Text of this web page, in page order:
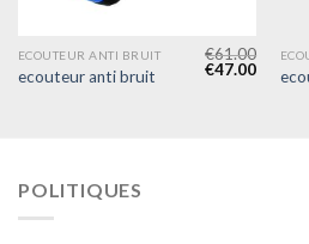
ECOUTEUR ANTI BRUIT
ecouteur anti bruit
€61.00
€47.00
POLITIQUES